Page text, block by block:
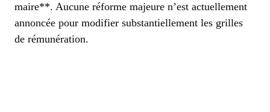
maire**. Aucune réforme majeure n’est actuellement
annoncée pour modifier substantiellement les grilles
de rémunération.